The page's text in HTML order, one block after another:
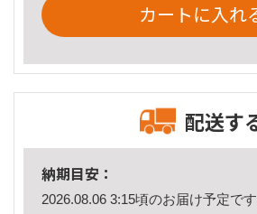
カートに入れ
配送す
納期目安：
2026.08.06 3:15頃のお届け予定です